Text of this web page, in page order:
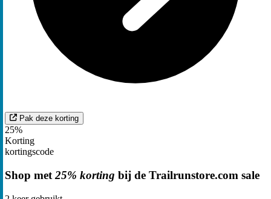
Pak deze korting
25%
Korting
kortingscode
Shop met 25% korting bij de Trailrunstore.com sale